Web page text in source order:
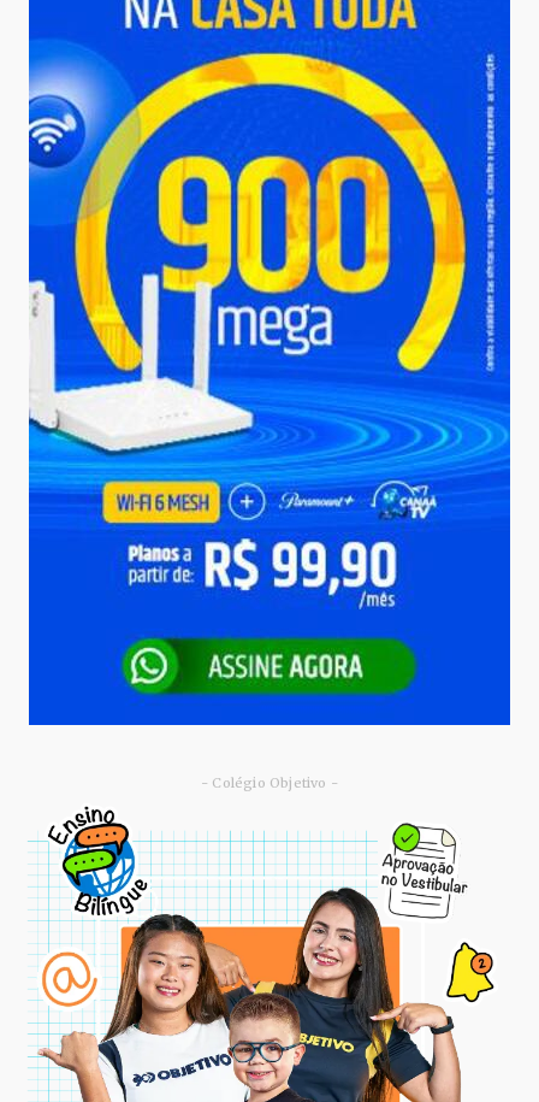
- Colégio Objetivo -